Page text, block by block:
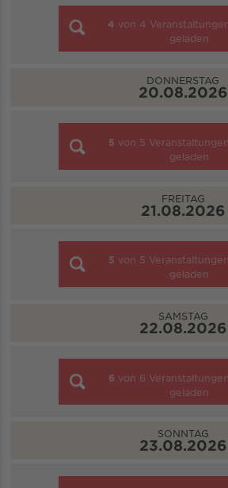
4 von 4
geladen
DONNERSTAG
20.08.2026
5 von 5
geladen
FREITAG
21.08.2026
5 von 5
geladen
SAMSTAG
22.08.2026
6 von 6
geladen
SONNTAG
23.08.2026